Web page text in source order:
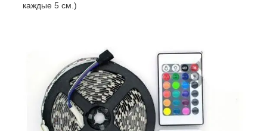
каждые 5 см.)